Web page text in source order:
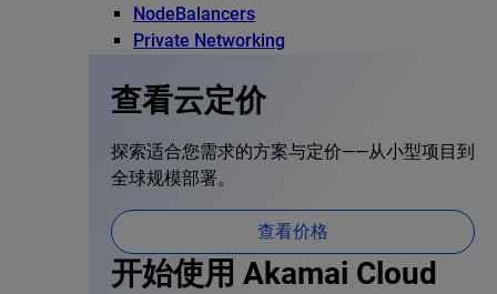
NodeBalancers
Private Networking
查看云定价
探索适合您需求的方案与定价——从小型项目到
全球规模部署。
查看价格
开始使用 Akamai Cloud